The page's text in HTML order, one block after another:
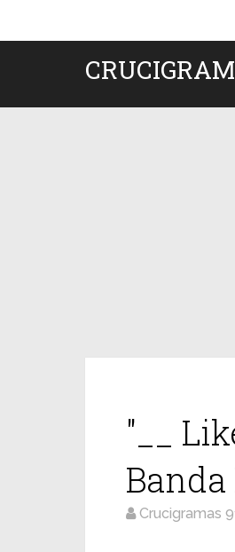
"__
Crucigramas